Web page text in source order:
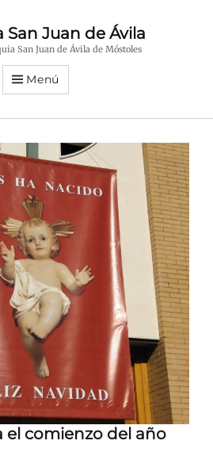
San Juan de Ávila
San Juan de Ávila de Móstoles
Menú
el comienzo del año